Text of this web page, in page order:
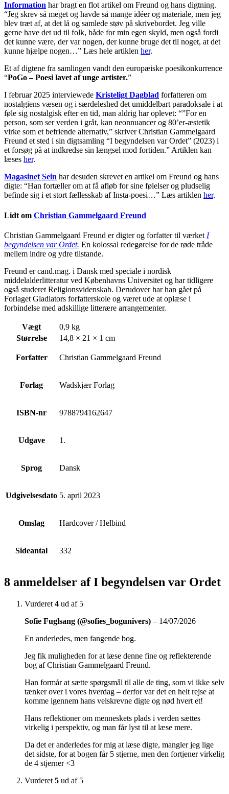
Information har bragt en flot artikel om Freund og hans digtning.
“Jeg skrev så meget og havde så mange idéer og materiale, men jeg
blev træt af, at det lå og samlede støv på skrivebordet. Jeg ville
gerne have det ud til folk, både for min egen skyld, men også fordi
det kunne være, der var nogen, der kunne bruge det til noget, at det
kunne hjælpe nogen…” Læs hele artiklen her.
Et af digtene fra samlingen vandt den europæiske poesikonkurrence
“PoGo – Poesi lavet af unge artister.”
I februar 2025 interviewede Kristeligt Dagblad forfatteren om
nostalgiens væsen og i særdeleshed det umiddelbart paradoksale i at
føle sig nostalgisk efter en tid, man aldrig har oplevet: “”For en
person, som ser verden i gråt, kan neonnuancer og 80’er-æstetik
virke som et befriende alternativ,” skriver Christian Gammelgaard
Freund et sted i sin digtsamling “I begyndelsen var Ordet” (2023) i
et forsøg på at indkredse sin længsel mod fortiden.” Artiklen kan
læses her.
Magasinet Sein har desuden skrevet en artikel om Freund og hans
digte: “Han fortæller om at få afløb for sine følelser og pludselig
befinde sig i et stort fællesskab af Insta-poesi…” Læs artiklen her.
Lidt om Christian Gammelgaard Freund
Christian Gammelgaard Freund er digter og forfatter til værket I
begyndelsen var Ordet. En kolossal redegørelse for de røde tråde
mellem indre og ydre tilstande.
Freund er cand.mag. i Dansk med speciale i nordisk
middelalderlitteratur ved Københavns Universitet og har tidligere
også studeret Religionsvidenskab. Derudover har han gået på
Forlaget Gladiators forfatterskole og været ude at oplæse i
forbindelse med adskillige litterære arrangementer.
Vægt
0,9 kg
Størrelse
14,8 × 21 × 1 cm
Forfatter Christian Gammelgaard Freund
Forlag Wadskjær Forlag
ISBN-nr 9788794162647
Udgave 1.
Sprog Dansk
Udgivelsesdato 5. april 2023
Omslag Hardcover / Helbind
Sideantal 332
8 anmeldelser afI begyndelsen var Ordet
Vurderet 4 ud af 5
Sofie Fuglsang (@sofies_bogunivers) – 14/07/2026
En anderledes, men fangende bog.
Jeg fik muligheden for at læse denne fine og reflekterende
bog af Christian Gammelgaard Freund.
Han formår at sætte spørgsmål til alle de ting, som vi ikke selv
tænker over i vores hverdag – derfor var det en helt rejse at
komme igennem hans velskrevne digte og nød hvert et!
Hans reflektioner om menneskets plads i verden sættes
virkelig i perspektiv, og man får lyst til at læse mere.
Da det er anderledes for mig at læse digte, mangler jeg lige
det sidste, for at bogen får 5 stjerne, men den fortjener virkelig
de 4 stjerner <3
Vurderet 5 ud af 5